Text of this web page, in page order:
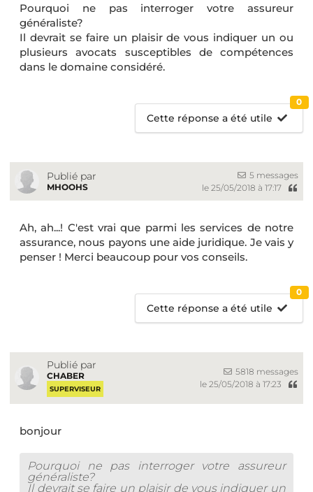
Pourquoi ne pas interroger votre assureur
généraliste?
Il devrait se faire un plaisir de vous indiquer un ou
plusieurs avocats susceptibles de compétences
dans le domaine considéré.
Cette réponse a été utile
0
Publié par
MHOOHS
5 messages
le 25/05/2018 à 17:17
Ah, ah...! C'est vrai que parmi les services de notre
assurance, nous payons une aide juridique. Je vais y
penser ! Merci beaucoup pour vos conseils.
Cette réponse a été utile
0
Publié par
CHABER
SUPERVISEUR
5818 messages
le 25/05/2018 à 17:23
bonjour
Pourquoi ne pas interroger votre assureur
généraliste?
Il devrait se faire un plaisir de vous indiquer un